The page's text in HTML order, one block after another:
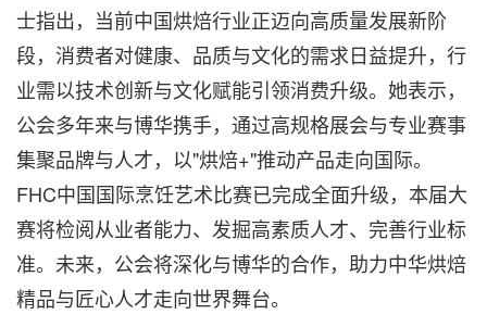
士指出，当前中国烘焙行业正迈向高质量发展新阶
段，消费者对健康、品质与文化的需求日益提升，行
业需以技术创新与文化赋能引领消费升级。她表示，
公会多年来与博华携手，通过高规格展会与专业赛事
集聚品牌与人才，以"烘焙+"推动产品走向国际。
FHC中国国际烹饪艺术比赛已完成全面升级，本届大
赛将检阅从业者能力、发掘高素质人才、完善行业标
准。未来，公会将深化与博华的合作，助力中华烘焙
精品与匠心人才走向世界舞台。